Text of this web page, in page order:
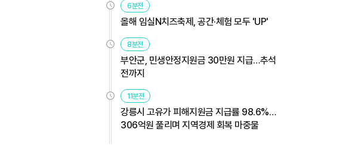
6분전
올해 임실N치즈축제, 공간·체험 모두 'UP'
8분전
부안군, 민생안정지원금 30만원 지급…추석
전까지
11분전
강릉시 고유가 피해지원금 지급률 98.6%…
306억원 풀리며 지역경제 회복 마중물